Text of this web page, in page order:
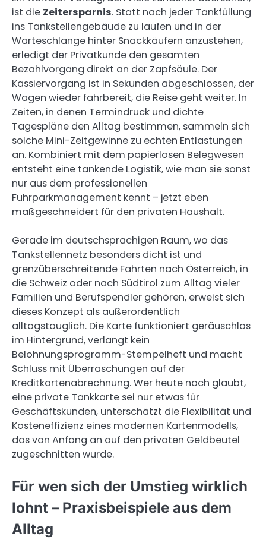
ist die Zeitersparnis. Statt nach jeder Tankfüllung
ins Tankstellengebäude zu laufen und in der
Warteschlange hinter Snackkäufern anzustehen,
erledigt der Privatkunde den gesamten
Bezahlvorgang direkt an der Zapfsäule. Der
Kassiervorgang ist in Sekunden abgeschlossen, der
Wagen wieder fahrbereit, die Reise geht weiter. In
Zeiten, in denen Termindruck und dichte
Tagespläne den Alltag bestimmen, sammeln sich
solche Mini-Zeitgewinne zu echten Entlastungen
an. Kombiniert mit dem papierlosen Belegwesen
entsteht eine tankende Logistik, wie man sie sonst
nur aus dem professionellen
Fuhrparkmanagement kennt – jetzt eben
maßgeschneidert für den privaten Haushalt.
Gerade im deutschsprachigen Raum, wo das
Tankstellennetz besonders dicht ist und
grenzüberschreitende Fahrten nach Österreich, in
die Schweiz oder nach Südtirol zum Alltag vieler
Familien und Berufspendler gehören, erweist sich
dieses Konzept als außerordentlich
alltagstauglich. Die Karte funktioniert geräuschlos
im Hintergrund, verlangt kein
Belohnungsprogramm-Stempelheft und macht
Schluss mit Überraschungen auf der
Kreditkartenabrechnung. Wer heute noch glaubt,
eine private Tankkarte sei nur etwas für
Geschäftskunden, unterschätzt die Flexibilität und
Kosteneffizienz eines modernen Kartenmodells,
das von Anfang an auf den privaten Geldbeutel
zugeschnitten wurde.
Für wen sich der Umstieg wirklich
lohnt – Praxisbeispiele aus dem
Alltag